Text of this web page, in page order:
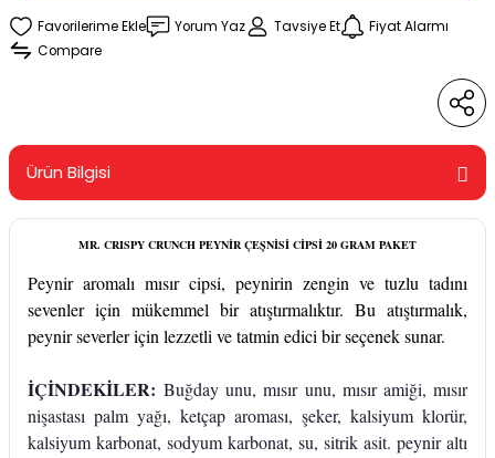
Yorum Yaz Tavsiye Et
Fiyat Alarmı
Compare
Ürün Bilgisi
MR. CRISPY CRUNCH PEYNİR ÇEŞNİSİ CİPSİ 20 GRAM PAKET
Peynir aromalı mısır cipsi, peynirin zengin ve tuzlu tadını
sevenler için mükemmel bir atıştırmalıktır. Bu atıştırmalık,
peynir severler için lezzetli ve tatmin edici bir seçenek sunar.
İÇİNDEKİLER: Buğday unu, mısır unu, mısır amiği, mısır
nişastası palm yağı, ketçap aroması, şeker, kalsiyum klorür,
kalsiyum karbonat, sodyum karbonat, su, sitrik asit. peynir altı